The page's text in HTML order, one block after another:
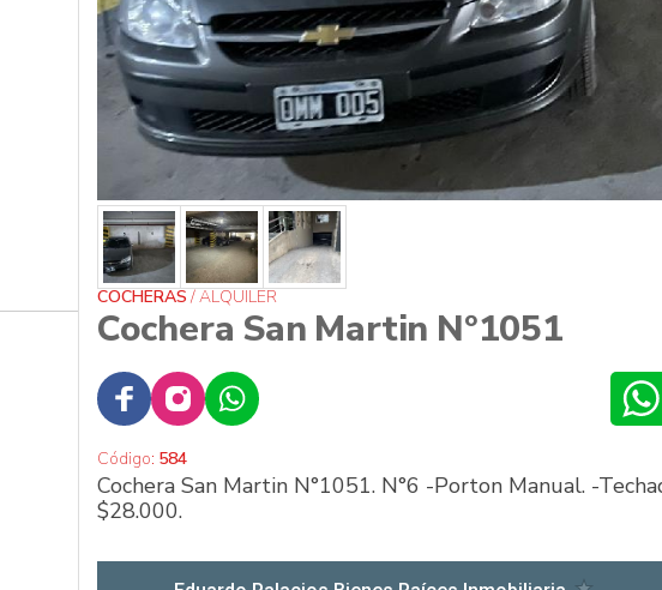
COCHERAS/ ALQUILER
Cochera San Martin N°1051
Código: 584
Cochera San Martin N°1051. N°6 -Porton Manual. -
$28.000.